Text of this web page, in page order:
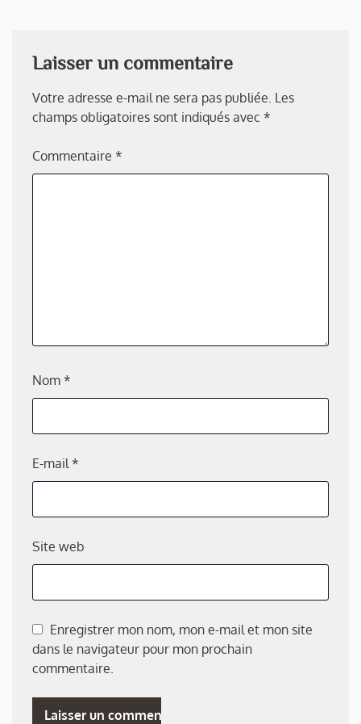
Laisser un commentaire
Votre adresse e-mail ne sera pas publiée. Les
champs obligatoires sont indiqués avec *
Commentaire *
Nom *
E-mail *
Site web
Enregistrer mon nom, mon e-mail et mon site
dans le navigateur pour mon prochain
commentaire.